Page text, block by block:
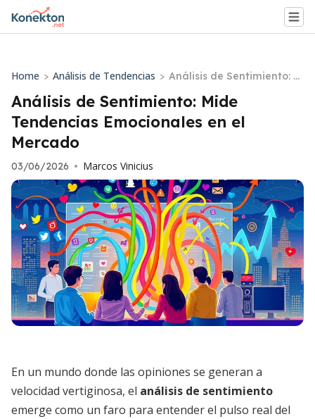
Home > Análisis de Tendencias > Análisis de Sentimiento: M
ide Tendencias Emocional
es en el Mercado
Análisis de Sentimiento: Mide
Tendencias Emocionales en el
Mercado
03/06/2026 • Marcos Vinicius
En un mundo donde las opiniones se generan a
velocidad vertiginosa, el análisis de sentimiento
emerge como un faro para entender el pulso real del